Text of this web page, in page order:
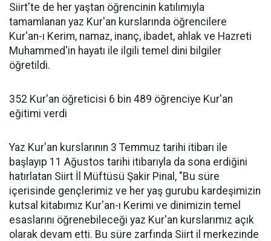
Siirt'te de her yaştan öğrencinin katılımıyla
tamamlanan yaz Kur'an kurslarında öğrencilere
Kur'an-ı Kerim, namaz, inanç, ibadet, ahlak ve Hazreti
Muhammed'in hayatı ile ilgili temel dini bilgiler
öğretildi.
352 Kur'an öğreticisi 6 bin 489 öğrenciye Kur'an
eğitimi verdi
Yaz Kur'an kurslarının 3 Temmuz tarihi itibarı ile
başlayıp 11 Ağustos tarihi itibarıyla da sona erdiğini
hatırlatan Siirt İl Müftüsü Şakir Pinal, "Bu süre
içerisinde gençlerimiz ve her yaş gurubu kardeşimizin
kutsal kitabımız Kur'an-ı Kerimi ve dinimizin temel
esaslarını öğrenebileceği yaz Kur'an kurslarımız açık
olarak devam etti. Bu süre zarfında Siirt il merkezinde